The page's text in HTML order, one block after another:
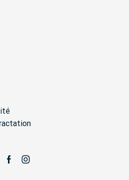
FacebookInstagram